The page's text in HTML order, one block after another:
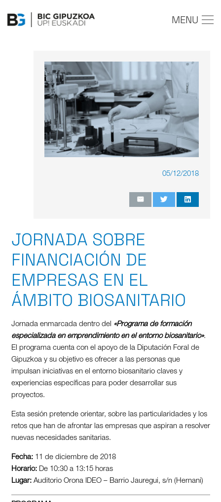
MENU
05/12/2018
JORNADA SOBRE
FINANCIACIÓN DE
EMPRESAS EN EL
ÁMBITO BIOSANITARIO
Jornada enmarcada dentro del «Programa de formación
especializada en emprendimiento en el entorno biosanitario».
El programa cuenta con el apoyo de la Diputación Foral de
Gipuzkoa y su objetivo es ofrecer a las personas que
impulsan iniciativas en el entorno biosanitario claves y
experiencias específicas para poder desarrollar sus
proyectos.
Esta sesión pretende orientar, sobre las particularidades y los
retos que han de afrontar las empresas que aspiran a resolver
nuevas necesidades sanitarias.
Fecha:11 de diciembre de 2018
Horario:De 10:30 a 13:15 horas
Lugar:Auditorio Orona IDEO – Barrio Jauregui, s/n (Hernani)